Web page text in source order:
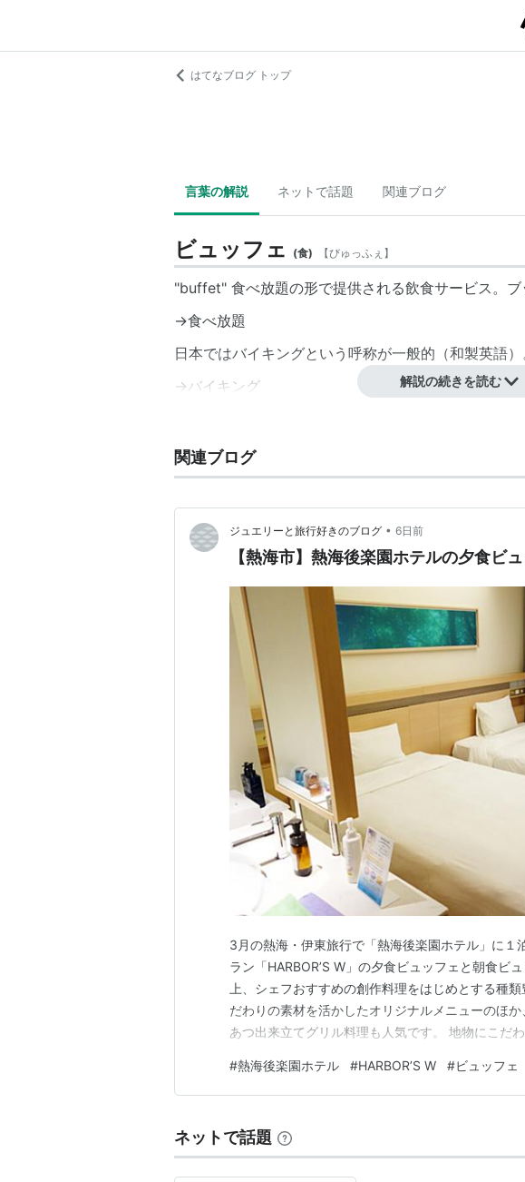
はてなブログ トップ
言葉の解説 ネットで話題 関連ブログ
ビュッフェ (食) 【びゅっふぇ 】
"buffet" 食べ放題の形で提供される飲食サービス。ブ
→食べ放題
日本ではバイキングという呼称が一般的（和製英語）
→ バイキング 解説の続きを読む
関連ブログ
ジュエリーと旅行好きのブログ • 6日前
【熱海市】熱海後楽園ホテルの夕食ビ
3月の熱海・伊東旅行で「熱海後楽園ホテル」に１
ラン「HARBOR’S W」の夕食ビュッフェと朝食ビ
上、シェフおすすめの創作料理をはじめとする種
だわりの素材を活かしたオリジナルメニューのほ
あつ出来立てグリル料理も人気です。 地物にこだ
ストラン「HARBOR’S W」の夕食ビュッフェ 夕食
#熱海後楽園ホテル #HARBOR’S W #ビュッフェ
ネットで話題